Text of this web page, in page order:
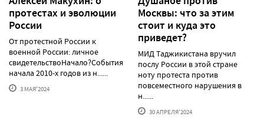
протестаx и эволюции
России
От протестной России к
военной России: личное
свидетельствоНачало?События
начала 2010-х годов из н......
3 МАЯ'2024
Москвы: что за этим
стоит и куда это
приведет?
МИД Таджикистана вручил
послу России в этой стране
ноту протеста против
повсеместного нарушения в
н......
30 АПРЕЛЯ'2024